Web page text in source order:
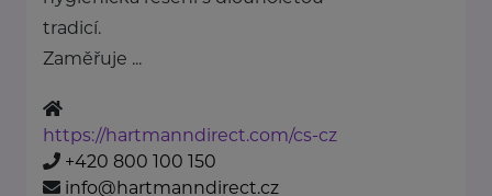
tradicí.
Zaměřuje ...
https://hartmanndirect.com/cs-cz
+420 800 100 150
info@hartmanndirect.cz